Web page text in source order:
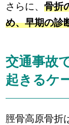
さらに、骨折
め、早期の診
交通事故
起きるケ
脛骨高原骨折